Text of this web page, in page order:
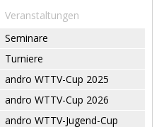
Veranstaltungen
Seminare
Turniere
andro WTTV-Cup 2025
andro WTTV-Cup 2026
andro WTTV-Jugend-Cup